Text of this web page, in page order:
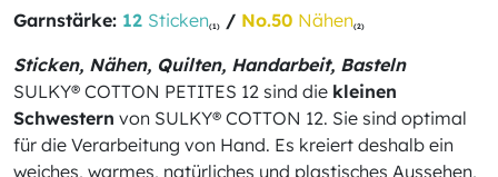
Garnstärke: 12 Sticken(1) / No.50 Nähen(2)
Sticken, Nähen, Quilten, Handarbeit, Basteln
SULKY® COTTON PETITES 12 sind die kleinen
Schwestern von SULKY® COTTON 12. Sie sind optimal
für die Verarbeitung von Hand. Es kreiert deshalb ein
weiches, warmes, natürliches und plastisches Aussehen,